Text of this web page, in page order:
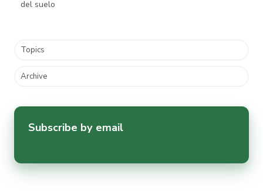
del suelo
Topics
Archive
Subscribe by email